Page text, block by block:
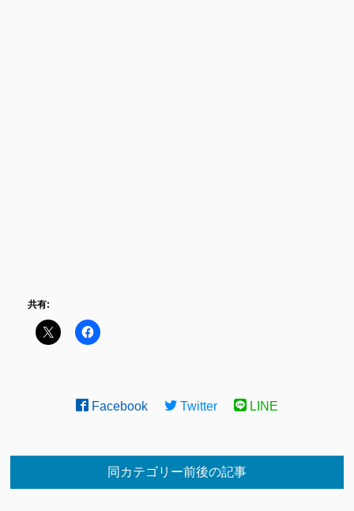
共有:
Facebook Twitter LINE
同カテゴリー前後の記事